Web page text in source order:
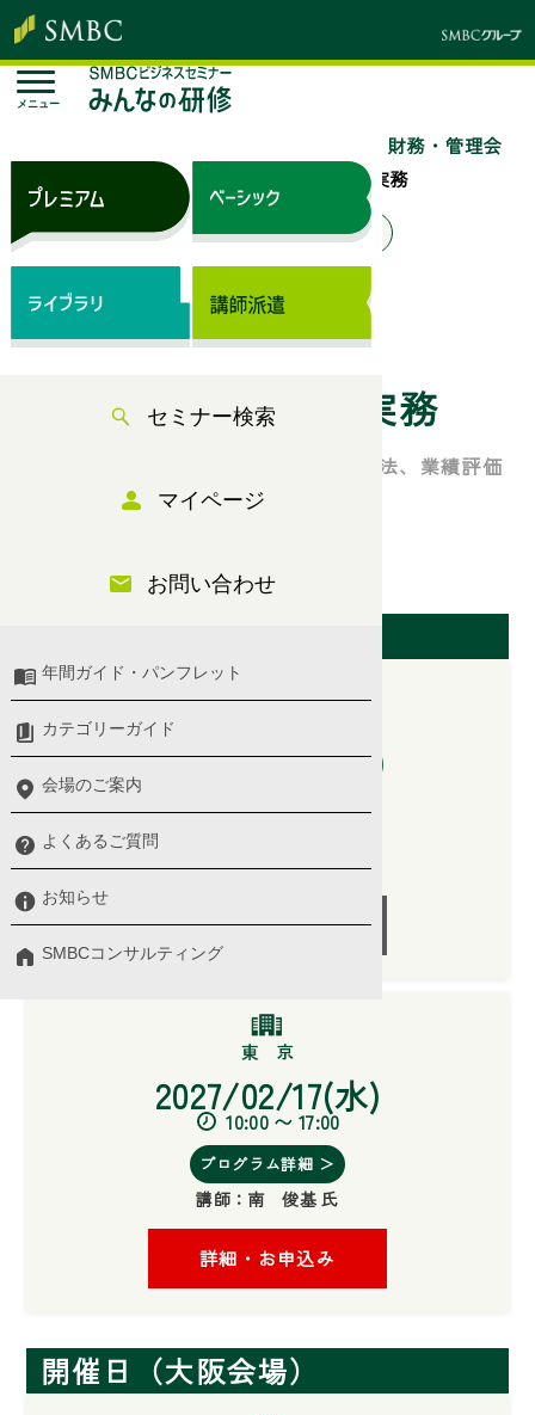
メニュー
セミナー検索
マイページ
お問い合わせ
年間ガイド・パンフレット
カテゴリーガイド
会場のご案内
よくあるご質問
お知らせ
SMBCコンサルティング
「経理・財務・管理会
計」のセミナー一覧
管理会計の基本と実務
来場セミナー オンラインセミナー
管理会計の基本を１日で学ぶ
管理会計の基本と実務
制度会計との違い、損益計算書の活用法、業績評価
の考え方について解説
経理・財務・管理会計
2026/06/09(火)
講師：南 俊基 氏
受付終了
2027/02/17(水)
10:00 〜 17:00
プログラム詳細 ＞
講師： 南 俊基 氏
詳細・お申込み
開催日（大阪会場）